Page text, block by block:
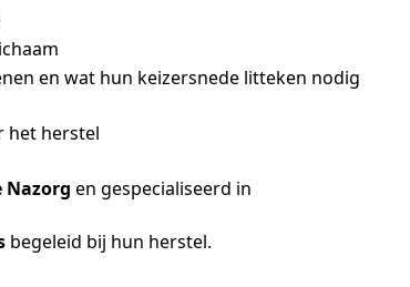
en wat hun keizersnede litteken nodig
het herstel
Nazorg en gespecialiseerd in
begeleid bij hun herstel.